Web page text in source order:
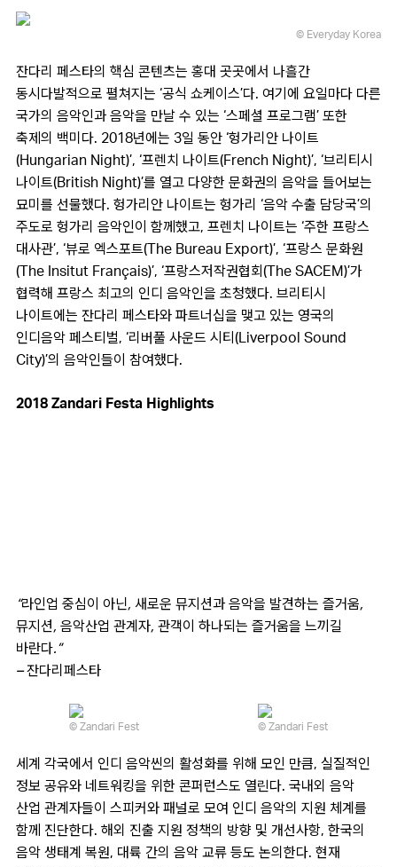
© Everyday Korea
잔다리 페스타의 핵심 콘텐츠는 홍대 곳곳에서 나흘간
동시다발적으로 펼쳐지는 ‘공식 쇼케이스’다. 여기에 요일마다 다른
국가의 음악인과 음악을 만날 수 있는 ‘스페셜 프로그램’ 또한
축제의 백미다. 2018년에는 3일 동안 ‘헝가리안 나이트
(Hungarian Night)’, ‘프렌치 나이트(French Night)’, ‘브리티시
나이트(British Night)’를 열고 다양한 문화권의 음악을 들어보는
묘미를 선물했다. 헝가리안 나이트는 헝가리 ‘음악 수출 담당국’의
주도로 헝가리 음악인이 함께했고, 프렌치 나이트는 ‘주한 프랑스
대사관’, ‘뷰로 엑스포트(The Bureau Export)’, ‘프랑스 문화원
(The Insitut Français)’, ‘프랑스저작권협회(The SACEM)’가
협력해 프랑스 최고의 인디 음악인을 초청했다. 브리티시
나이트에는 잔다리 페스타와 파트너십을 맺고 있는 영국의
인디음악 페스티벌, ‘리버풀 사운드 시티(Liverpool Sound
City)’의 음악인들이 참여했다.
2018 Zandari Festa Highlights
“라인업 중심이 아닌, 새로운 뮤지션과 음악을 발견하는 즐거움,
뮤지션, 음악산업 관계자, 관객이 하나되는 즐거움을 느끼길
바란다.”
– 잔다리페스타
© Zandari Fest © Zandari Fest
세계 각국에서 인디 음악씬의 활성화를 위해 모인 만큼, 실질적인
정보 공유와 네트워킹을 위한 콘퍼런스도 열린다. 국내외 음악
산업 관계자들이 스피커와 패널로 모여 인디 음악의 지원 체계를
함께 진단한다. 해외 진출 지원 정책의 방향 및 개선사항, 한국의
음악 생태계 복원, 대륙 간의 음악 교류 등도 논의한다. 현재